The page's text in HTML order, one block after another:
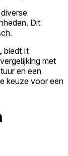
Dit
biedt It
met
en een
keuze voor een